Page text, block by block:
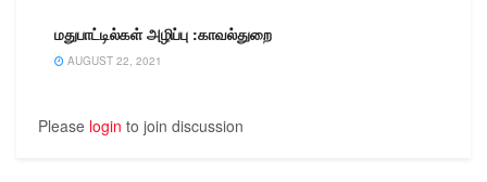
மதுபாட்டில்கள் அழிப்பு :காவல்துறை
AUGUST 22, 2021
Please login to join discussion